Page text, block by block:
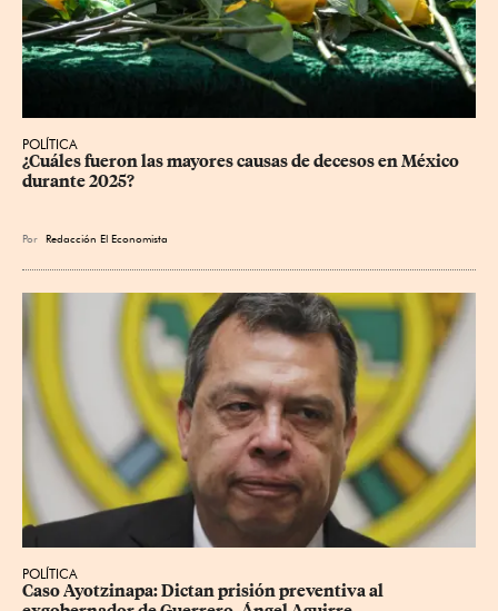
POLÍTICA
¿Cuáles fueron las mayores causas de decesos en México
durante 2025?
Por Redacción El Economista
POLÍTICA
Caso Ayotzinapa: Dictan prisión preventiva al